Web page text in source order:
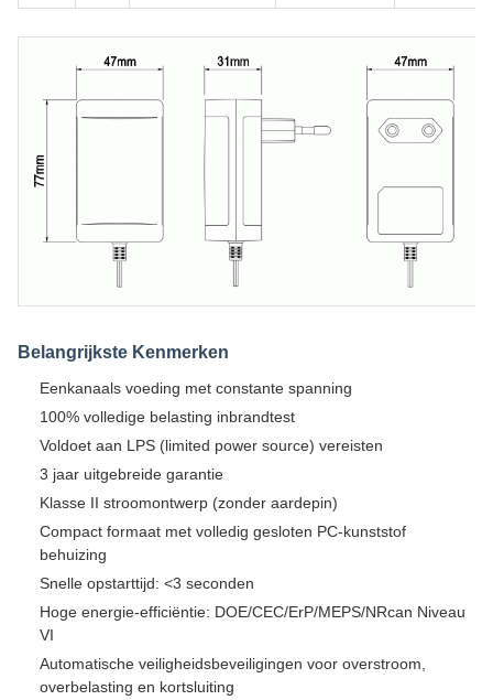
Belangrijkste Kenmerken
Eenkanaals voeding met constante spanning
100% volledige belasting inbrandtest
Voldoet aan LPS (limited power source) vereisten
3 jaar uitgebreide garantie
Klasse II stroomontwerp (zonder aardepin)
Compact formaat met volledig gesloten PC-kunststof
behuizing
Snelle opstarttijd: <3 seconden
Hoge energie-efficiëntie: DOE/CEC/ErP/MEPS/NRcan Niveau
VI
Automatische veiligheidsbeveiligingen voor overstroom,
overbelasting en kortsluiting